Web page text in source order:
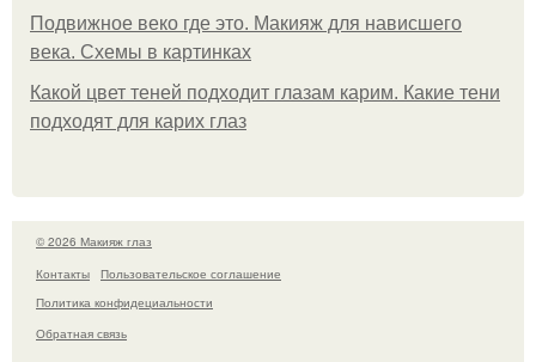
Подвижное веко где это. Макияж для нависшего
века. Схемы в картинках
Какой цвет теней подходит глазам карим. Какие тени
подходят для карих глаз
© 2026 Макияж глаз
Контакты
Пользовательское соглашение
Политика конфидециальности
Обратная связь